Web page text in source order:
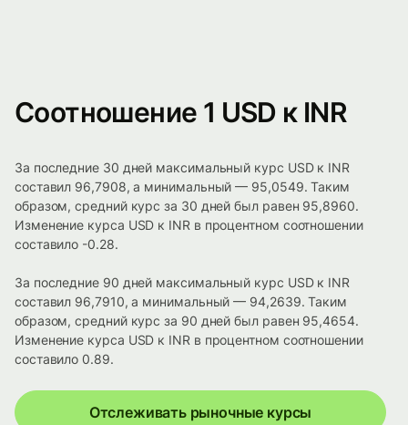
Соотношение 1 USD к INR
За последние 30 дней максимальный курс USD к INR
составил 96,7908, а минимальный — 95,0549. Таким
образом, средний курс за 30 дней был равен 95,8960.
Изменение курса USD к INR в процентном соотношении
составило -0.28.
За последние 90 дней максимальный курс USD к INR
составил 96,7910, а минимальный — 94,2639. Таким
образом, средний курс за 90 дней был равен 95,4654.
Изменение курса USD к INR в процентном соотношении
составило 0.89.
Отслеживать рыночные курсы